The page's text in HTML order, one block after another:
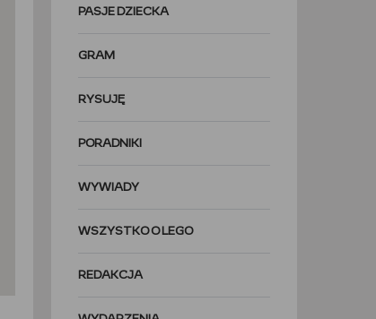
PASJE DZIECKA
GRAM
RYSUJĘ
PORADNIKI
WYWIADY
WSZYSTKO O LEGO
REDAKCJA